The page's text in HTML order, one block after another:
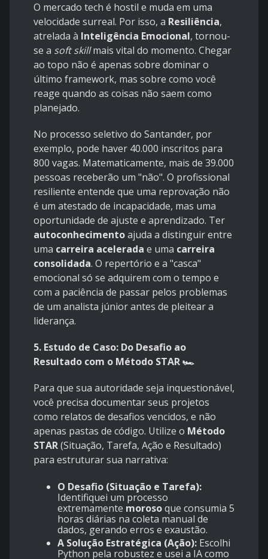
O mercado tech é hostil e muda em uma
velocidade surreal. Por isso, a Resiliência,
atrelada à Inteligência Emocional, tornou-
se a soft skillmais vital do momento. Chegar
ao topo não é apenas sobre dominar o
último framework, mas sobre como você
reage quando as coisas não saem como
planejado.
No processo seletivo do Santander, por
exemplo, pode haver 40.000 inscritos para
800 vagas. Matematicamente, mais de 39.000
pessoas receberão um "não". O profissional
resiliente entende que uma reprovação não
é um atestado de incapacidade, mas uma
oportunidade de ajuste e aprendizado. Ter
autoconhecimentoajuda a distinguir entre
uma carreira acelerada e uma carreira
consolidada. O repertório e a "casca"
emocional só se adquirem com o tempo e
com a paciência de passar pelos problemas
de um analista júnior antes de pleitear a
liderança.
5. Estudo de Caso: Do Desafio ao
Resultado com o Método STAR 🏎️
Para que sua autoridade seja inquestionável,
você precisa documentar seus projetos
como relatos de desafios vencidos, e não
apenas pastas de código. Utilize o Método
STAR(Situação, Tarefa, Ação e Resultado)
para estruturar sua narrativa:
O Desafio (Situação e Tarefa):
Identifiquei um processo
extremamente morosoque consumia 5
horas diárias na coleta manual de
dados, gerando erros e exaustão.
A Solução Estratégica (Ação): Escolhi
Python pela robustez e usei a IA como